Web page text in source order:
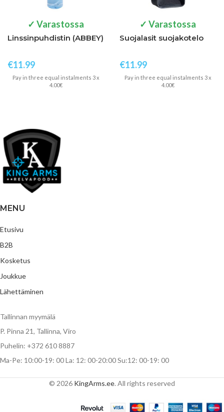
✓ Varastossa
Linssinpuhdistin (ABBEY)
€11.99
Pay in three equal instalments 3 x
4.00€
✓ Varastossa
Suojalasit suojakotelo
€11.99
Pay in three equal instalments 3 x
4.00€
MENU
Etusivu
B2B
Kosketus
Joukkue
Lähettäminen
Tallinnan myymälä
P. Pinna 21, Tallinna, Viro
Puhelin: +372 610 8887
Ma-Pe: 10:00-19: 00 La: 12: 00-20:00 Su:12: 00-19: 00
© 2026 KingArms.ee. All rights reserved